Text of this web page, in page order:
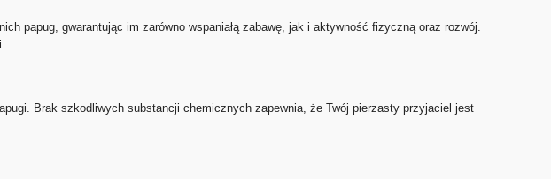
papug, gwarantując im zarówno wspaniałą zabawę, jak i aktywność fizyczną oraz rozwój.
Brak szkodliwych substancji chemicznych zapewnia, że Twój pierzasty przyjaciel jest